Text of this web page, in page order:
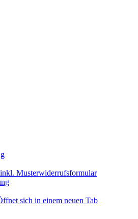
Musterwiderrufsformular
sich in einem neuen Tab